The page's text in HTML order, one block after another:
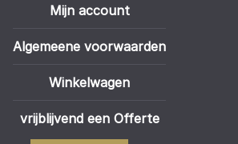
Mijn account
Algemeene voorwaarden
Winkelwagen
vrijblijvend een Offerte